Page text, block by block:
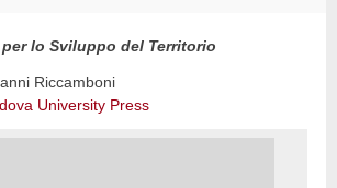
lo Sviluppo del Territorio
Riccamboni
University Press